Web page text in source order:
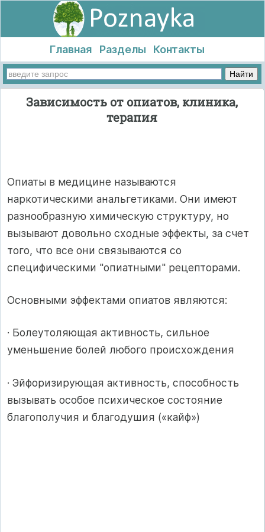
Главная Разделы Контакты
Зависимость от опиатов, клиника,
терапия
Опиаты в медицине называются
наркотическими анальгетиками. Они имеют
разнообразную химическую структуру, но
вызывают довольно сходные эффекты, за счет
того, что все они связываются со
специфическими "опиатными" рецепторами.
Основными эффектами опиатов являются:
· Болеутоляющая активность, сильное
уменьшение болей любого происхождения
· Эйфоризирующая активность, способность
вызывать особое психическое состояние
благополучия и благодушия («кайф»)